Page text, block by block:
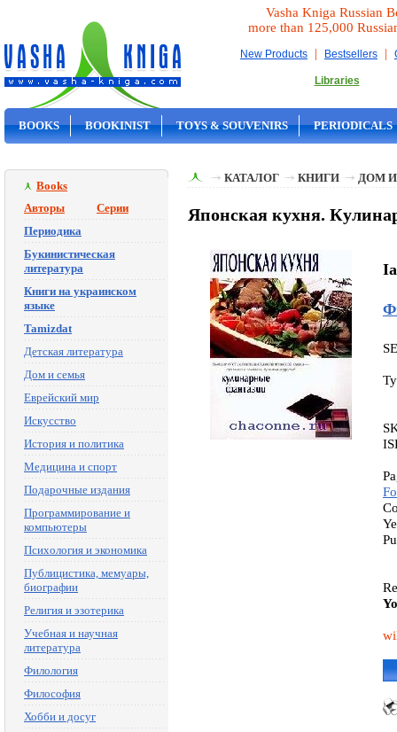
Vasha Kniga Russian
more than 125,000
New Products | Bestsellers |
Libraries
BOOKS BOOKINIST TOYS & SOUVENIRS PERIODICALS
Books
Авторы
Серии
Периодика
Букинистическая
литература
Книги на украинском
языке
Tamizdat
Детская литература
Дом и семья
Еврейский мир
Искусство
История и политика
Медицина и спорт
Подарочные издания
Программирование и
компьютеры
Психология и экономика
Публицистика, мемуары,
биографии
Религия и эзотерика
Учебная и научная
литература
Филология
Философия
Хобби и досуг
КАТАЛОГ КНИГИ ДОМ
Японская кухня.